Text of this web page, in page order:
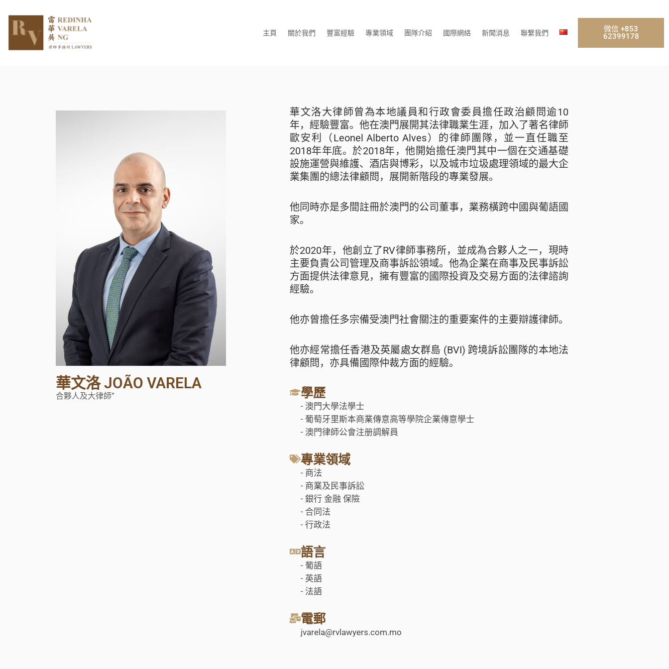
主頁 關於我們 豐富經驗 專業領域 團隊介紹 國際網絡 新聞消息 聯繫我們
微信 +853
62399178
華文洛 JOÃO VARELA
合夥人及大律師”
華文洛大律師曾為本地議員和行政會委員擔任政治顧問逾10
年，經驗豐富。他在澳門展開其法律職業生涯，加入了著名律師
歐安利（Leonel Alberto Alves）的律師團隊，並一直任職至
2018年年底。於2018年，他開始擔任澳門其中一個在交通基礎
設施運營與維護、酒店與博彩，以及城市垃圾處理領域的最大企
業集團的總法律顧問，展開新階段的專業發展。
他同時亦是多間註冊於澳門的公司董事，業務橫跨中國與葡語國
家。
於2020年，他創立了RV律師事務所，並成為合夥人之一，現時
主要負責公司管理及商事訴訟領域。他為企業在商事及民事訴訟
方面提供法律意見，擁有豐富的國際投資及交易方面的法律諮詢
經驗。
他亦曾擔任多宗備受澳門社會關注的重要案件的主要辯護律師。
他亦經常擔任香港及英屬處女群島 (BVI) 跨境訴訟團隊的本地法
律顧問，亦具備國際仲裁方面的經驗。
學歷
- 澳門大學法學士
- 葡萄牙里斯本商業傳意高等學院企業傳意學士
- 澳門律師公會注册調解員
專業領域
- 商法
- 商業及民事訴訟
- 銀行 金融 保險
- 合同法
- 行政法
語言
- 葡語
- 英語
- 法語
電郵
jvarela@rvlawyers.com.mo